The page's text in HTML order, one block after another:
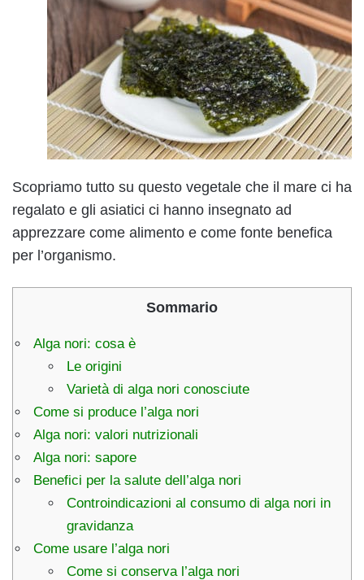
Scopriamo tutto su questo vegetale che il mare ci ha
regalato e gli asiatici ci hanno insegnato ad
apprezzare come alimento e come fonte benefica
per l’organismo.
Sommario
Alga nori: cosa è
Le origini
Varietà di alga nori conosciute
Come si produce l’alga nori
Alga nori: valori nutrizionali
Alga nori: sapore
Benefici per la salute dell’alga nori
Controindicazioni al consumo di alga nori in
gravidanza
Come usare l’alga nori
Come si conserva l’alga nori